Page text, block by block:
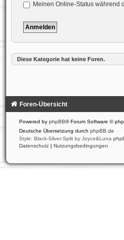
Meinen Online-Status während
Diese Kategorie hat keine Foren.
Foren-Übersicht
Powered by phpBB® Forum Software ©
Deutsche Übersetzung durch phpBB.de
Style: Black-Silver-Split by Joyce&Luna
Datenschutz | Nutzungsbedingungen